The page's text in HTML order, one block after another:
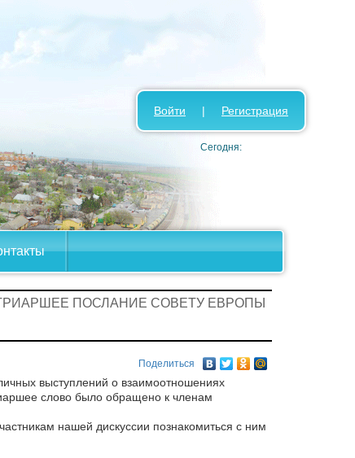
Войти | Регистрация
Сегодня:
ПОСЛАНИЕ СОВЕТУ ЕВРОПЫ
Поделиться
выступлений о взаимоотношениях
слово было обращено к членам
нашей дискуссии познакомиться с ним